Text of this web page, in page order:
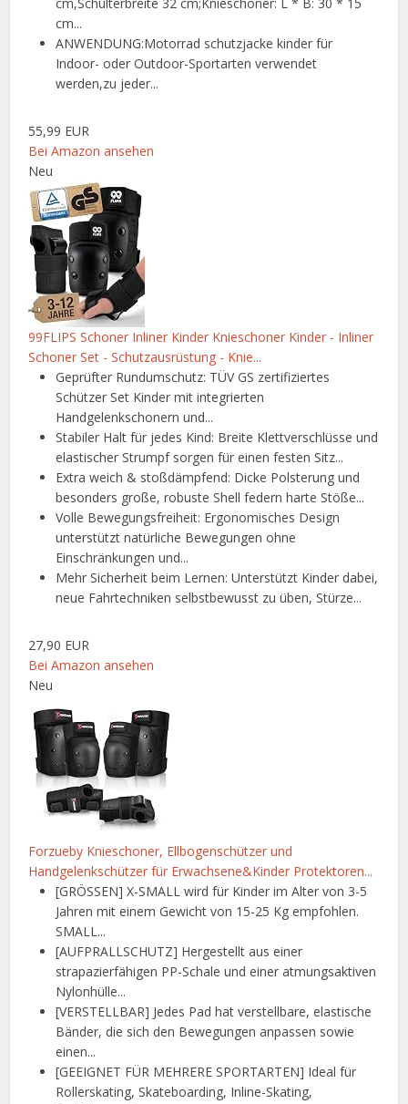
cm...
ANWENDUNG:Motorrad schutzjacke kinder für
Indoor- oder Outdoor-Sportarten verwendet
werden,zu jeder...
55,99 EUR
Bei Amazon ansehen
Neu
99FLIPS Schoner Inliner Kinder Knieschoner Kinder - Inliner
Schoner Set - Schutzausrüstung - Knie...
Geprüfter Rundumschutz: TÜV GS zertifiziertes
Schützer Set Kinder mit integrierten
Handgelenkschonern und...
Stabiler Halt für jedes Kind: Breite Klettverschlüsse und
elastischer Strumpf sorgen für einen festen Sitz...
Extra weich & stoßdämpfend: Dicke Polsterung und
besonders große, robuste Shell federn harte Stöße...
Volle Bewegungsfreiheit: Ergonomisches Design
unterstützt natürliche Bewegungen ohne
Einschränkungen und...
Mehr Sicherheit beim Lernen: Unterstützt Kinder dabei,
neue Fahrtechniken selbstbewusst zu üben, Stürze...
27,90 EUR
Bei Amazon ansehen
Neu
Forzueby Knieschoner, Ellbogenschützer und
Handgelenkschützer für Erwachsene&Kinder Protektoren...
[GRÖSSEN] X-SMALL wird für Kinder im Alter von 3-5
Jahren mit einem Gewicht von 15-25 Kg empfohlen.
SMALL...
[AUFPRALLSCHUTZ] Hergestellt aus einer
strapazierfähigen PP-Schale und einer atmungsaktiven
Nylonhülle...
[VERSTELLBAR] Jedes Pad hat verstellbare, elastische
Bänder, die sich den Bewegungen anpassen sowie
einen...
[GEEIGNET FÜR MEHRERE SPORTARTEN] Ideal für
Rollerskating, Skateboarding, Inline-Skating,